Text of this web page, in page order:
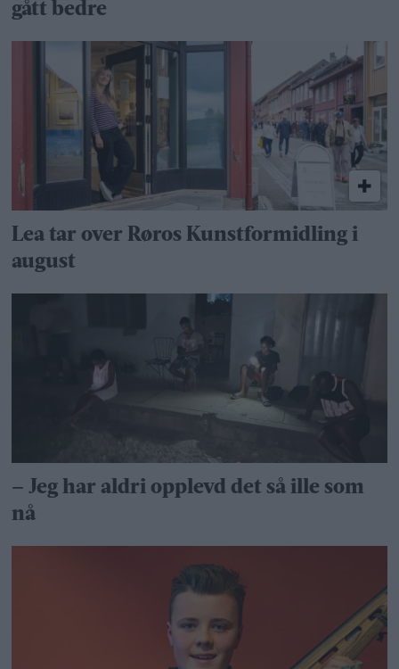
gått bedre
Lea tar over Røros Kunstformidling i
august
– Jeg har aldri opplevd det så ille som
nå